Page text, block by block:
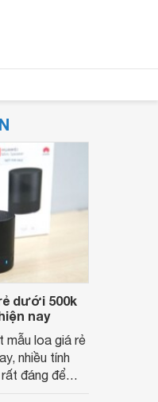
dưới 500k
nay
mẫu loa giá rẻ
nhiều tính
đáng để